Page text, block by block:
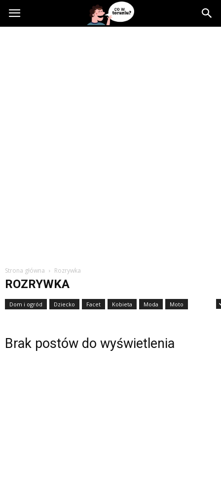
Cowtoruniu.pl
Strona główna Rozrywka
ROZRYWKA
Dom i ogród Dziecko Facet Kobieta Moda
Moto
Brak postów do wyświetlenia